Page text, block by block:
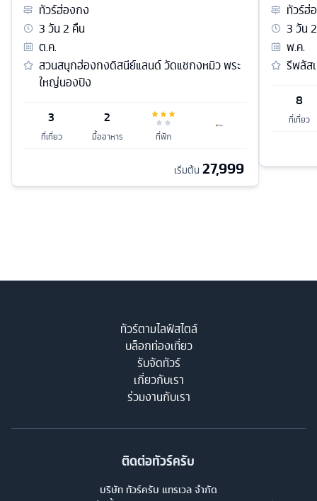
ทัวร์ฮ่องกง
3วัน2 คืน
ต.ค.
สวนสนุกฮ่องกงดิสนีย์แลนด์ วัดแชกงหมิว พระ
ใหญ่นองปิง
3
ที่เที่ยว
2
มื้ออาหาร ที่พัก
เริ่มต้น 27,999
ทัวร์ฮ่
3วัน2
พ.ค.
รีพลัส
8
ที่เที่ยว
ทัวร์ตามไลฟ์สไตล์
บล็อกท่องเที่ยว
รับจัดทัวร์
เกี่ยวกับเรา
ร่วมงานกับเรา
ติดต่อทัวร์ครับ
บริษัท ทัวร์ครับ แทรเวล จำกัด